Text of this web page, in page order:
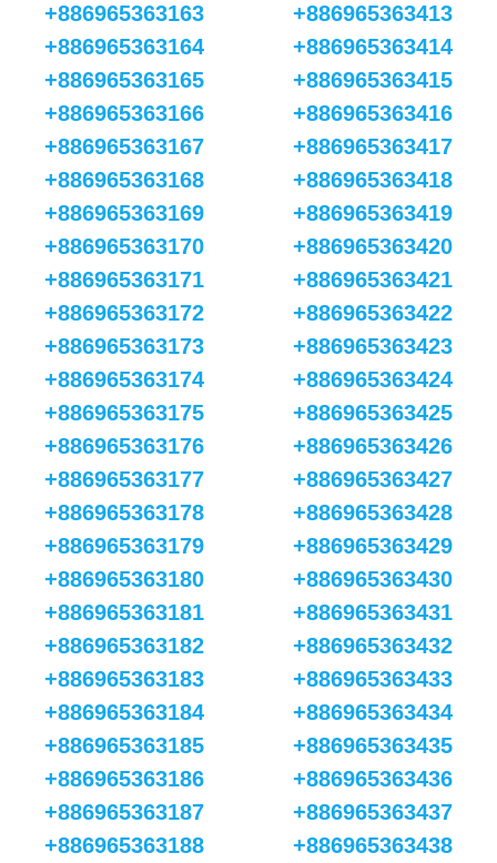
+886965363163
+886965363164
+886965363165
+886965363166
+886965363167
+886965363168
+886965363169
+886965363170
+886965363171
+886965363172
+886965363173
+886965363174
+886965363175
+886965363176
+886965363177
+886965363178
+886965363179
+886965363180
+886965363181
+886965363182
+886965363183
+886965363184
+886965363185
+886965363186
+886965363187
+886965363188
+886965363413
+886965363414
+886965363415
+886965363416
+886965363417
+886965363418
+886965363419
+886965363420
+886965363421
+886965363422
+886965363423
+886965363424
+886965363425
+886965363426
+886965363427
+886965363428
+886965363429
+886965363430
+886965363431
+886965363432
+886965363433
+886965363434
+886965363435
+886965363436
+886965363437
+886965363438